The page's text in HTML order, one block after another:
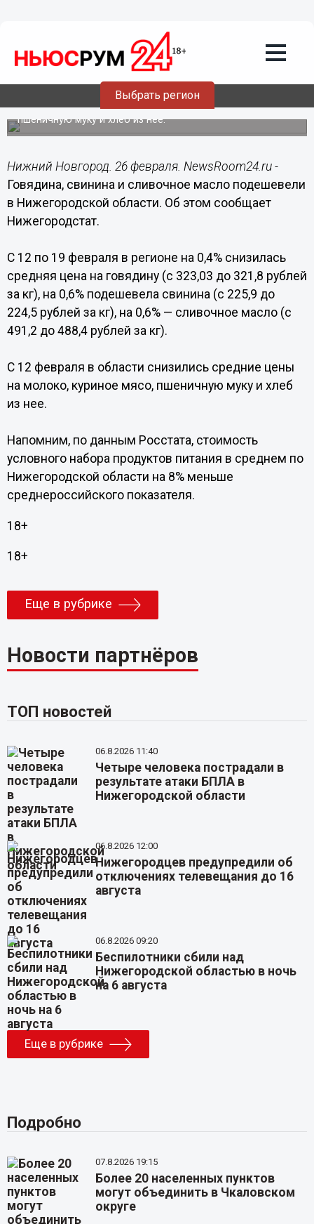
Выбрать регион
26.02.201815:09
Говядина, свинина и сливочное масло
подешевели в Нижегородской области
Также снизились цены на куриное мясо, молоко,
пшеничную муку и хлеб из нее.
Нижний Новгород. 26 февраля. NewsRoom24.ru -
Говядина, свинина и сливочное масло подешевели
в Нижегородской области. Об этом сообщает
Нижегородстат.
С 12 по 19 февраля в регионе на 0,4% снизилась
средняя цена на говядину (с 323,03 до 321,8 рублей
за кг), на 0,6% подешевела свинина (с 225,9 до
224,5 рублей за кг), на 0,6% — сливочное масло (с
491,2 до 488,4 рублей за кг).
С 12 февраля в области снизились средние цены
на молоко, куриное мясо, пшеничную муку и хлеб
из нее.
Напомним, по данным Росстата, стоимость
условного набора продуктов питания в среднем по
Нижегородской области на 8% меньше
среднероссийского показателя.
18+
18+
Еще в рубрике
Новости партнёров
ТОП новостей
06.8.2026 11:40
Четыре человека пострадали в
результате атаки БПЛА в
Нижегородской области
06.8.2026 12:00
Нижегородцев предупредили об
отключениях телевещания до 16
августа
06.8.2026 09:20
Беспилотники сбили над
Нижегородской областью в ночь
на 6 августа
Еще в рубрике
Подробно
07.8.2026 19:15
Более 20 населенных пунктов
могут объединить в Чкаловском
округе